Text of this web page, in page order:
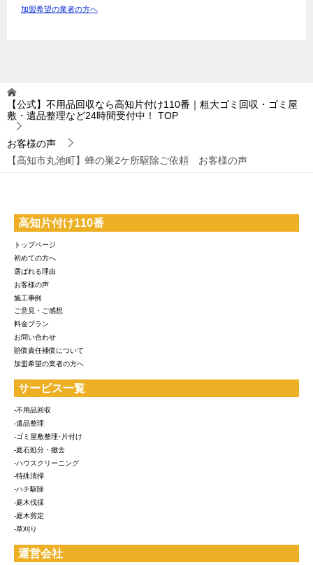
加盟希望の業者の方へ
【公式】不用品回収なら高知片付け110番｜粗大ゴミ回収・ゴミ屋
敷・遺品整理など24時間受付中！
TOP
お客様の声
【高知市丸池町】蜂の巣2ケ所駆除ご依頼 お客様の声
高知片付け110番
トップページ
初めての方へ
選ばれる理由
お客様の声
施工事例
ご意見・ご感想
料金プラン
お問い合わせ
賠償責任補償について
加盟希望の業者の方へ
サービス一覧
-不用品回収
-遺品整理
-ゴミ屋敷整理･片付け
-庭石処分・撤去
-ハウスクリーニング
-特殊清掃
-ハチ駆除
-庭木伐採
-庭木剪定
-草刈り
運営会社